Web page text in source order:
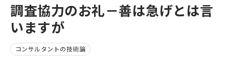
調査協力のお礼－善は急げとは言
いますが
コンサルタントの技術論